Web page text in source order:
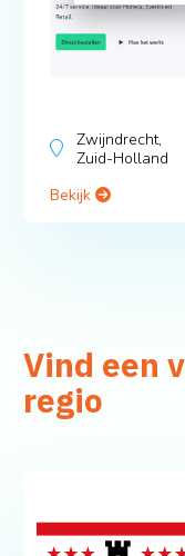
Zwijndrecht,
Zuid-Holland
Bekijk
Vind een
regio